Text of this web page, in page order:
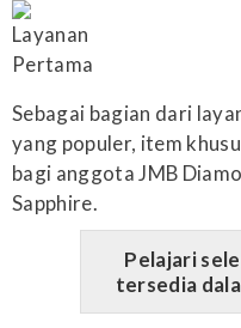
Sebagai bagian dari
yang populer, item
bagi anggota JMB
Sapphire.
Pelajari
tersedia